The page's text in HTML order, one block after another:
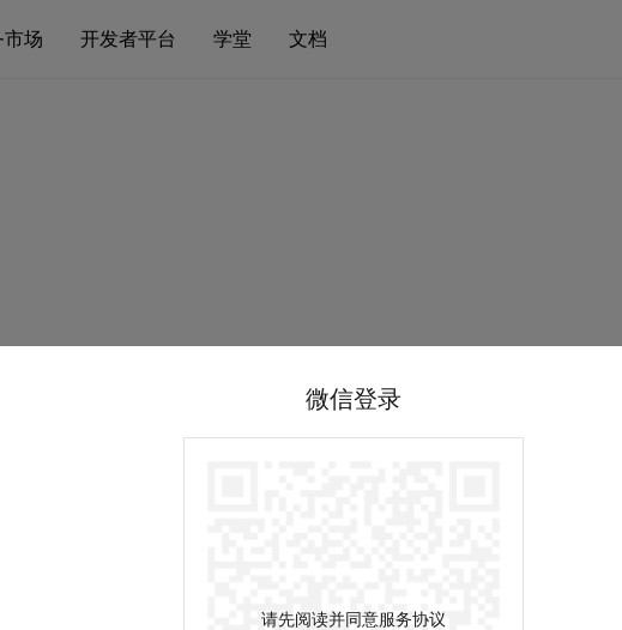
市场 开发者平台 学堂 文档
微信登录
请先阅读并同意服务协议